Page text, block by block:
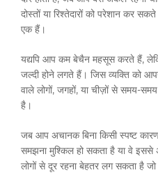
दोस्तों या रिश्तेदारों को परेशान कर
एक हैं।
यद्यपि आप कम बेचैन महसूस करते हैं,
जल्दी होने लगते हैं। जिस व्यक्ति को
वाले लोगों, जगहों, या चीज़ों से समय-
है।
जब आप अचानक बिना किसी स्पष्ट
समझना मुश्किल हो सकता है या वे
लोगों से दूर रहना बेहतर लग सकता है